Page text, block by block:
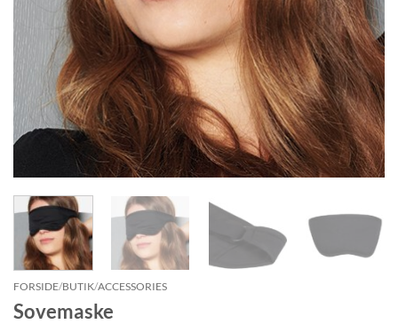
FORSIDE/BUTIK/ACCESSORIES
Sovemaske